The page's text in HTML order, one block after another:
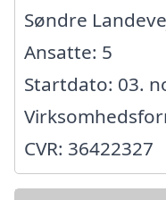
Søndre
Ansatte: 5
Startdato: 03.
CVR: 36422327